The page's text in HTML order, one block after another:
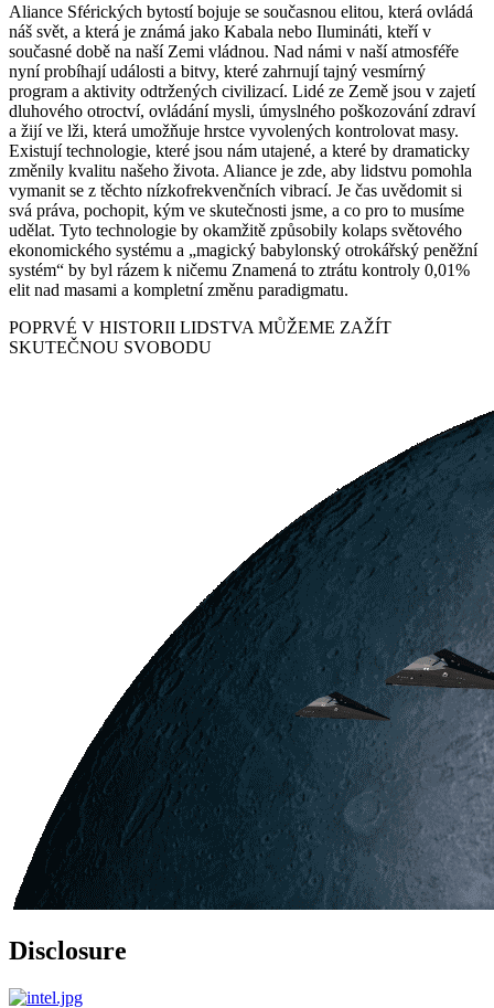
Aliance Sférických bytostí bojuje se současnou elitou, která ovládá
náš svět, a která je známá jako Kabala nebo Ilumináti, kteří v
současné době na naší Zemi vládnou. Nad námi v naší atmosféře
nyní probíhají události a bitvy, které zahrnují tajný vesmírný
program a aktivity odtržených civilizací. Lidé ze Země jsou v zajetí
dluhového otroctví, ovládání mysli, úmyslného poškozování zdraví
a žijí ve lži, která umožňuje hrstce vyvolených kontrolovat masy.
Existují technologie, které jsou nám utajené, a které by dramaticky
změnily kvalitu našeho života. Aliance je zde, aby lidstvu pomohla
vymanit se z těchto nízkofrekvenčních vibrací. Je čas uvědomit si
svá práva, pochopit, kým ve skutečnosti jsme, a co pro to musíme
udělat. Tyto technologie by okamžitě způsobily kolaps světového
ekonomického systému a „magický babylonský otrokářský peněžní
systém“ by byl rázem k ničemu Znamená to ztrátu kontroly 0,01%
elit nad masami a kompletní změnu paradigmatu.
POPRVÉ V HISTORII LIDSTVA MŮŽEME ZAŽÍT
SKUTEČNOU SVOBODU
Disclosure